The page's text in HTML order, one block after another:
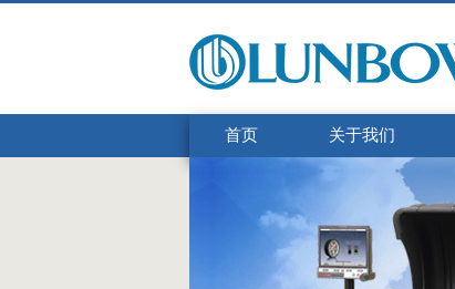
首页 关于我们